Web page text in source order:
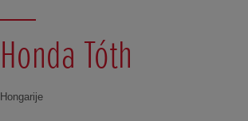
Honda Tóth
Hongarije